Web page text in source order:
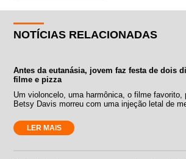
NOTÍCIAS RELACIONADAS
Antes da eutanásia, jovem faz festa de dois
filme e pizza
Um violoncelo, uma harmônica, o filme favorito,
Betsy Davis morreu com uma injeção letal de
LER MAIS